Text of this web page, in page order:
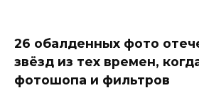
26 обалденных фото
звёзд из тех времен,
фотошопа и фильтров